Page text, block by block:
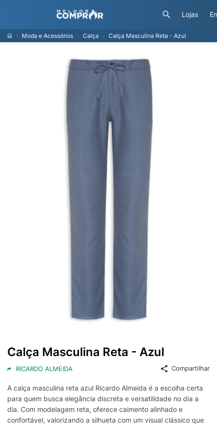
Lojas
Moda e Acessórios Calça Calça Masculina Reta - Azul
Calça Masculina Reta - Azul
RICARDO ALMEIDA Compartilhar
A calça masculina reta azul Ricardo Almeida é a escolha certa
para quem busca elegância discreta e versatilidade no dia a
dia. Com modelagem reta, oferece caimento alinhado e
confortável, valorizando a silhueta com um visual clássico que